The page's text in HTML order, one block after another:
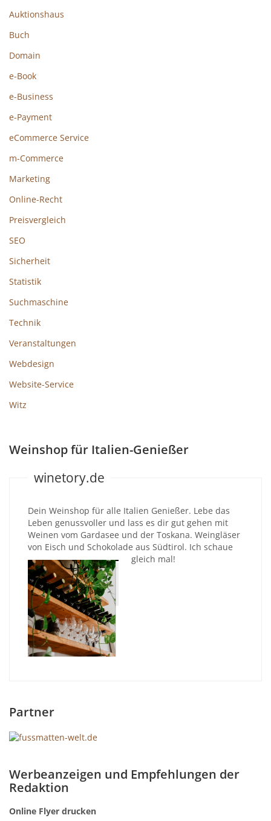
Auktionshaus
Buch
Domain
e-Book
e-Business
e-Payment
eCommerce Service
m-Commerce
Marketing
Online-Recht
Preisvergleich
SEO
Sicherheit
Statistik
Suchmaschine
Technik
Veranstaltungen
Webdesign
Website-Service
Witz
Weinshop für Italien-Genießer
winetory.de
Dein Weinshop für alle Italien Genießer. Lebe das
Leben genussvoller und lass es dir gut gehen mit
Weinen vom Gardasee und der Toskana. Weingläser
von Eisch und Schokolade aus Südtirol. Ich schaue
gleich mal!
Partner
Werbeanzeigen und Empfehlungen der
Redaktion
Online Flyer drucken